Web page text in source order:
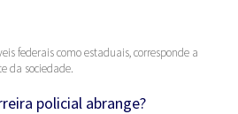
federais como estaduais, corresponde a
da sociedade.
policial abrange?